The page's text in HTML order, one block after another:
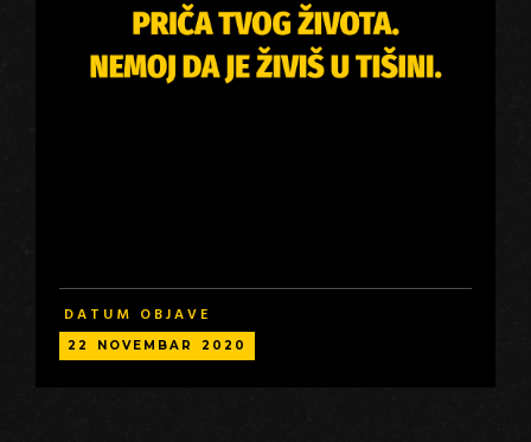
DATUM OBJAVE
22 NOVEMBAR 2020